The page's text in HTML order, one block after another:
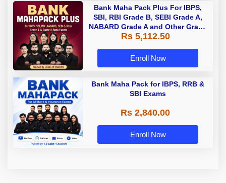
Bank Maha Pack Plus For IBPS,
SBI, RBI Grade B, SEBI Grade A,
NABARD Grade A and Other Grade
A & Grade B Bank Exams
Rs 5,112.50
Enroll Now
Bank Maha Pack for IBPS, RRB &
SBI Exams
Rs 2,840.00
Enroll Now